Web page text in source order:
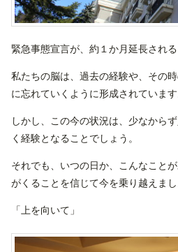
緊急事態宣言が、約１か月延長される
私たちの脳は、過去の経験や、その
に忘れていくように形成されています
しかし、この今の状況は、少なから
く経験となることでしょう。
それでも、いつの日か、こんなこと
がくることを信じて今を乗り越えまし
「上を向いて」